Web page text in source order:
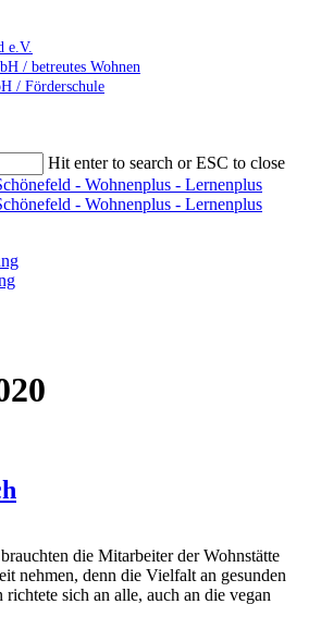
e.V.
/ betreutes Wohnen
/ Förderschule
Hit enter to search or ESC to close
die Mitarbeiter der Wohnstätte
nehmen, denn die Vielfalt an gesunden
richtete sich an alle, auch an die vegan